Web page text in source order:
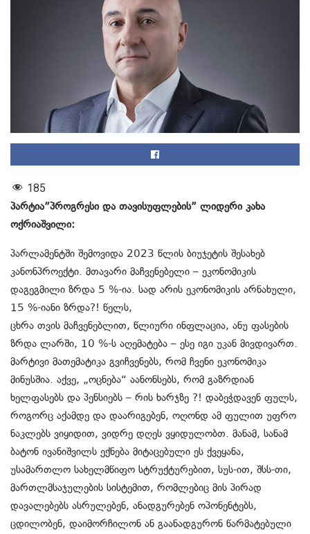
185
პარტია”პროგრესი და თავისუფლების” ლიდერი კახა
ოქრიაშვილი:
პარლამენტში შემოვიდა 2023 წლის ბიუჯეტის შესახებ
კანონპროექტი. მთავარი მაჩვენებელი – ეკონომიკის
დაგეგმილი ზრდა 5 %-ია. სად არის ეკონომიკის არნახული,
15 %-იანი ზრდა?! წელს,
ცხრა თვის მაჩვენებლით, წლიური ინფლაცია, ანუ ფასების
ზრდა ლარში, 10 %-ს აღემატება – ესე იგი უკან მივდივართ.
მარტივი მათემატიკა გვიჩვენებს, რომ ჩვენი ეკონომიკა
მინუსშია. აქვე, „ოცნება“ აანონსებს, რომ გაზრდიან
ხელფასებს და პენსიებს – რის ხარჯზე ?! დაბეჭდავენ ფულს,
როგორც აქამდე და დაარიგებენ, ოღონდ ამ ფულით უფრო
ნაკლებს ვიყიდით, ვიდრე დღეს ვყიდულობთ. მანამ, სანამ
ბატონ ივანიშვილს ექნება მიტაცებული ეს ქვეყანა,
უსამართლო სახელმწიფო სტრუქტურებით, სუს-ით, შსს-თი,
მართლმსაჯულების სისტემით, რომლებიც მის პირად
დავალებებს ასრულებენ, ანადგურებენ ოპონენტებს,
ცდილობენ, დაიმორჩილონ ან გაანადგურონ წარმატებული